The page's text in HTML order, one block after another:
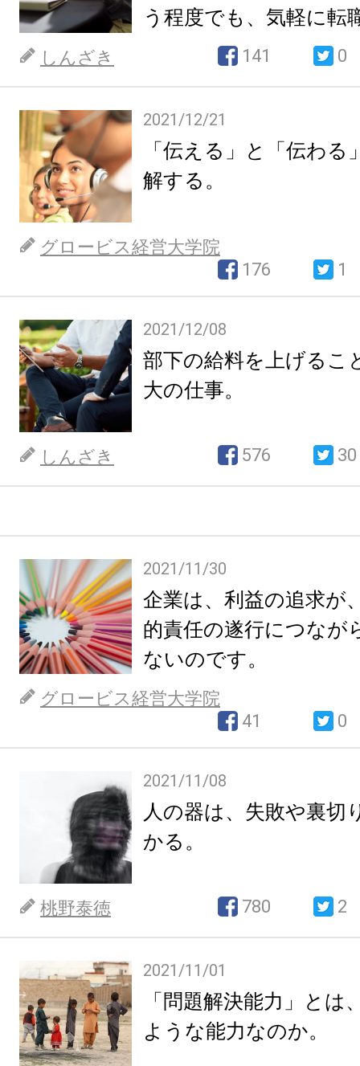
う程度でも、気軽に転
くないです。
しんざき 141 0
2021/12/21
「伝える」と「伝わ
解する。
グロービス経営大学院
176
1
2021/12/08
部下の給料を上げるこ
大の仕事。
しんざき 576 30
2021/11/30
企業は、利益の追求が
的責任の遂行につなが
ないのです。
グロービス経営大学院
41
0
2021/11/08
人の器は、失敗や裏切
かる。
桃野泰徳 780 2
2021/11/01
「問題解決能力」とは
ような能力なのか。